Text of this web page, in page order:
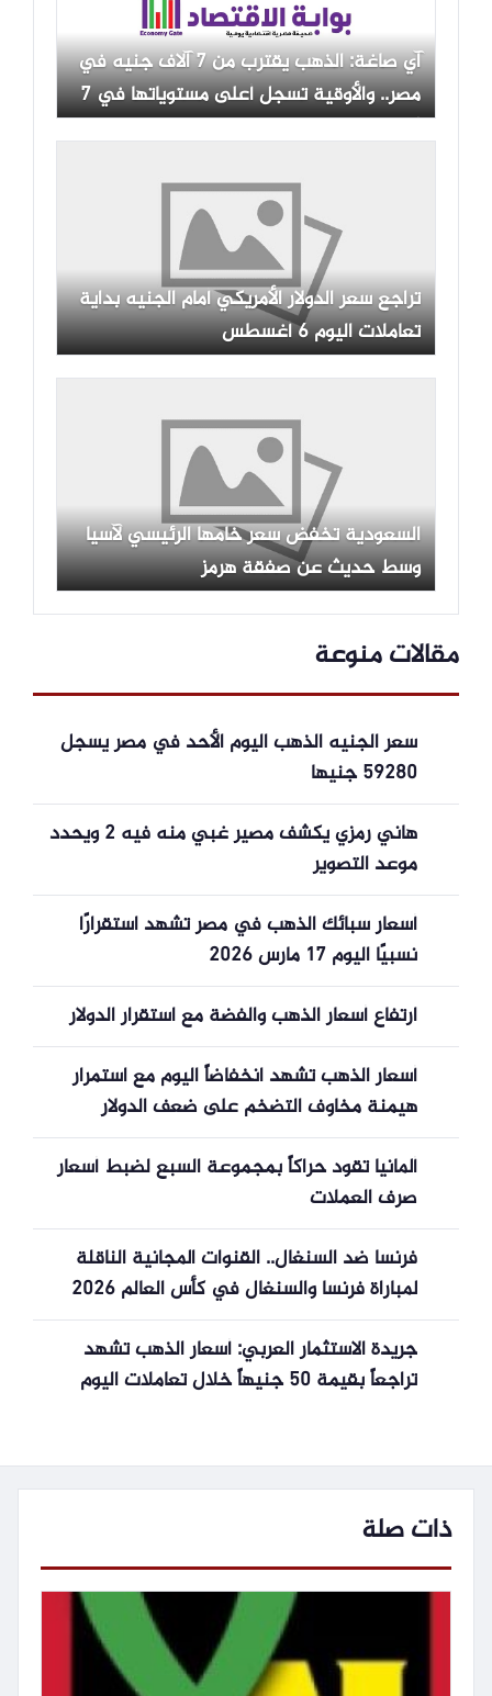
آي صاغة: الذهب يقترب من 7 آلاف جنيه في
مصر.. والأوقية تسجل أعلى مستوياتها في 7
أسابيع وتوقعات بالوصول إلى 5000 دولار
تراجع سعر الدولار الأمريكي أمام الجنيه بداية
تعاملات اليوم 6 أغسطس
السعودية تخفض سعر خامها الرئيسي لآسيا
وسط حديث عن صفقة هرمز
مقالات منوعة
سعر الجنيه الذهب اليوم الأحد في مصر يسجل
59280 جنيها
هاني رمزي يكشف مصير غبي منه فيه 2 ويحدد
موعد التصوير
أسعار سبائك الذهب في مصر تشهد استقرارًا
نسبيًا اليوم 17 مارس 2026
ارتفاع أسعار الذهب والفضة مع استقرار الدولار
أسعار الذهب تشهد انخفاضاً اليوم مع استمرار
هيمنة مخاوف التضخم على ضعف الدولار
ألمانيا تقود حراكاً بمجموعة السبع لضبط أسعار
صرف العملات
فرنسا ضد السنغال.. القنوات المجانية الناقلة
لمباراة فرنسا والسنغال في كأس العالم 2026
جريدة الاستثمار العربي: أسعار الذهب تشهد
تراجعاً بقيمة 50 جنيهاً خلال تعاملات اليوم
ذات صلة